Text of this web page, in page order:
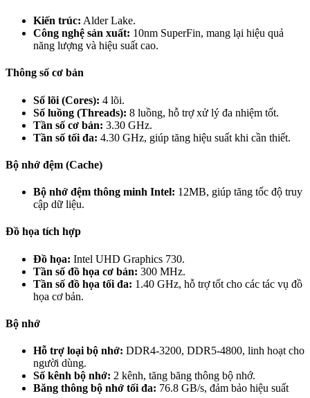
Kiến trúc: Alder Lake.
Công nghệ sản xuất: 10nm SuperFin, mang lại hiệu quả
năng lượng và hiệu suất cao.
Thông số cơ bản
Số lõi (Cores): 4 lõi.
Số luồng (Threads): 8 luồng, hỗ trợ xử lý đa nhiệm tốt.
Tần số cơ bản: 3.30 GHz.
Tần số tối đa: 4.30 GHz, giúp tăng hiệu suất khi cần thiết.
Bộ nhớ đệm (Cache)
Bộ nhớ đệm thông minh Intel: 12MB, giúp tăng tốc độ truy
cập dữ liệu.
Đồ họa tích hợp
Đồ họa: Intel UHD Graphics 730.
Tần số đồ họa cơ bản: 300 MHz.
Tần số đồ họa tối đa: 1.40 GHz, hỗ trợ tốt cho các tác vụ đồ
họa cơ bản.
Bộ nhớ
Hỗ trợ loại bộ nhớ: DDR4-3200, DDR5-4800, linh hoạt cho
người dùng.
Số kênh bộ nhớ: 2 kênh, tăng băng thông bộ nhớ.
Băng thông bộ nhớ tối đa: 76.8 GB/s, đảm bảo hiệu suất